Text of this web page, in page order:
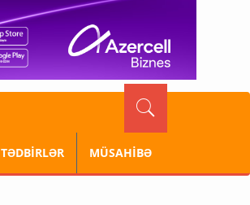
TƏDBİRLƏR MÜSAHİBƏ